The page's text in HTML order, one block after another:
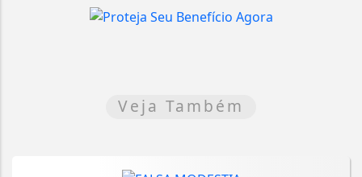
Veja Também